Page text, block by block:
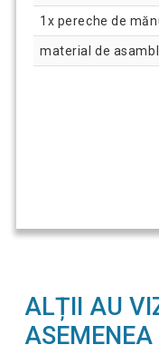
1x pereche de
material de
ALȚII AU
ASEMENEA